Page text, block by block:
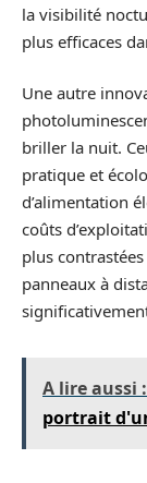
la visibilité
plus efficaces
Une autre
briller la nuit.
pratique et
d’alimentation
coûts
plus
panneaux à
A lire aussi :
portrait